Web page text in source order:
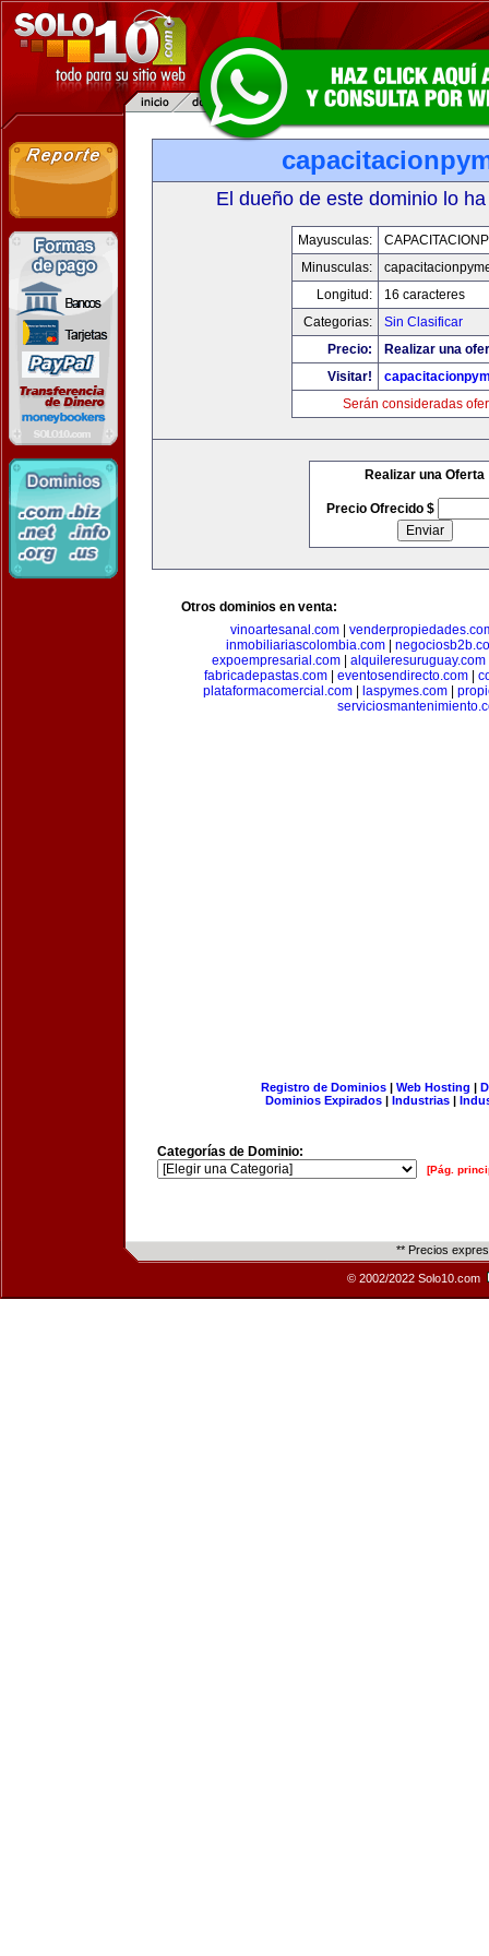
El dueño de este dominio lo
Mayusculas:
Minusculas:
Longitud:
16 caracteres
Categorias:
Sin Clasificar
Precio:
Realizar una
Visitar!
Serán consideradas
Realizar una Oferta
Precio Ofrecido $
Otros dominios en venta:
vinoartesanal.com
inmobiliariascolombia.com|
expoempresarial.com| alquileresuruguay.com
fabricadepastas.com| eventosendirecto.com|
plataformacomercial.com| laspymes.com|
Registro de Dominios| Web Hosting |
Dominios Expirados | Industrias |
Categorías de Dominio:
[Pág.
** Precios
© 2002/2022 Solo10.com